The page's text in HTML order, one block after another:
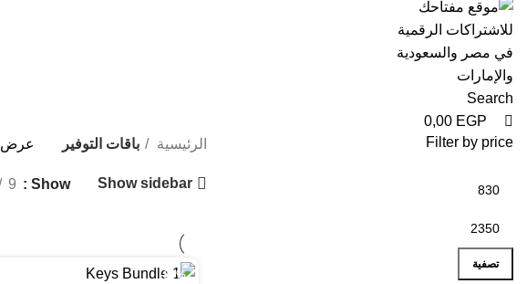
Search
0,00 EGP
Filter by price
تصفية
الرئيسية باقات التوفير عرض 1–12 من أصل 14 نتيجة
Show sidebar
Show
9
-85%